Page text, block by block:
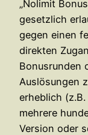
„Nolimit
gesetzlich
gegen einen
direkten
Bonusrunden
Auslösungen
erheblich
mehrere
Version oder